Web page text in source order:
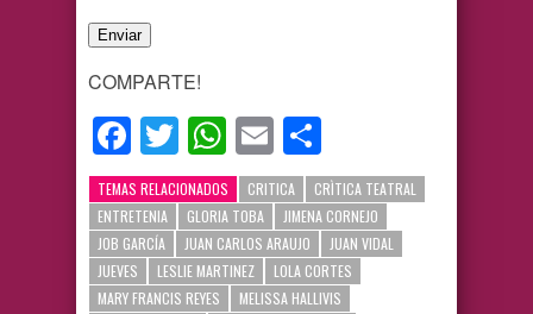
Enviar
COMPARTE!
Facebook
TwitterWhatsApp
Email
TEMAS RELACIONADOS CRITICA
CRÌTICA TEATRAL
ENTRETENIA
GLORIA TOBA
JIMENA CORNEJO
JOB GARCÍA
JUAN CARLOS ARAUJO
JUAN VIDAL
JUEVES
LESLIE MARTINEZ
LOLA CORTES
MARY FRANCIS REYES
MELISSA HALLIVIS